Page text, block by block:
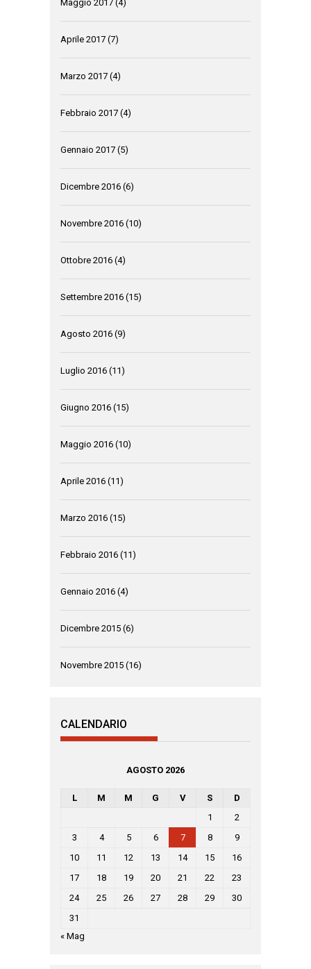
Maggio 2017 (4)
Aprile 2017 (7)
Marzo 2017 (4)
Febbraio 2017 (4)
Gennaio 2017 (5)
Dicembre 2016 (6)
Novembre 2016 (10)
Ottobre 2016 (4)
Settembre 2016 (15)
Agosto 2016 (9)
Luglio 2016 (11)
Giugno 2016 (15)
Maggio 2016 (10)
Aprile 2016 (11)
Marzo 2016 (15)
Febbraio 2016 (11)
Gennaio 2016 (4)
Dicembre 2015 (6)
Novembre 2015 (16)
CALENDARIO
AGOSTO 2026
L M M G V S
D
1
2
3
4 5 6 7 8
9
10
11 12 13 14 15
16
17
18 19 20 21 22
23
24
25 26 27 28 29
30
31
« Mag